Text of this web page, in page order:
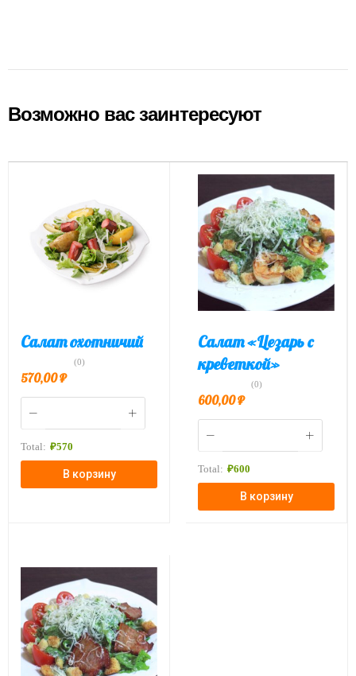
Возможно вас заинтересуют
Салат охотничий
(0)
570,00₽
Total: ₽570
В корзину
Салат «Цезарь с
креветкой»
(0)
600,00₽
Total: ₽600
В корзину